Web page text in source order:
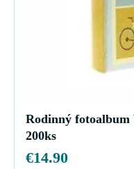
Rodinný
200ks
€14.90